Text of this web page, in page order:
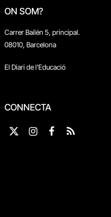
ON SOM?
Carrer Bailén 5, principal.
08010, Barcelona
El Diari de l'Educació
CONNECTA
X
Instagram
Facebook
RSS